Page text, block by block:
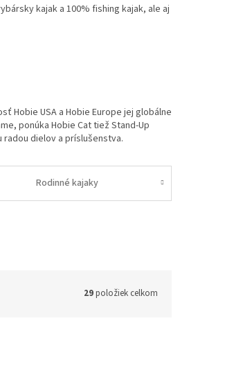
kajak a 100% fishing kajak, ale aj
Hobie USA a Hobie Europe jej globálne
ponúka Hobie Cat tiež Stand-Up
dielov a príslušenstva.
Rodinné kajaky
29položiek celkom